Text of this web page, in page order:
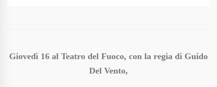
Giovedì 16 al Teatro del Fuoco, con la regia di Guido
Del Vento,